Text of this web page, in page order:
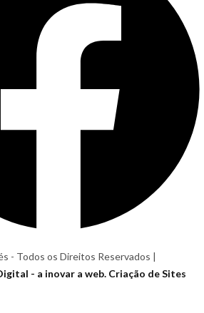
- Todos os Direitos Reservados |
- a inovar a web. Criação de Sites